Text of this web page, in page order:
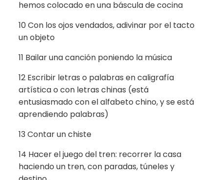
hemos colocado en una báscula de cocina
10 Con los ojos vendados, adivinar por el tacto
un objeto
11 Bailar una canción poniendo la música
12 Escribir letras o palabras en caligrafía
artística o con letras chinas (está
entusiasmado con el alfabeto chino, y se está
aprendiendo palabras)
13 Contar un chiste
14 Hacer el juego del tren: recorrer la casa
haciendo un tren, con paradas, túneles y